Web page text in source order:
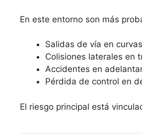
En este entorno son más
Salidas de vía en
Colisiones laterales en
Accidentes en
Pérdida de control en
El riesgo principal está